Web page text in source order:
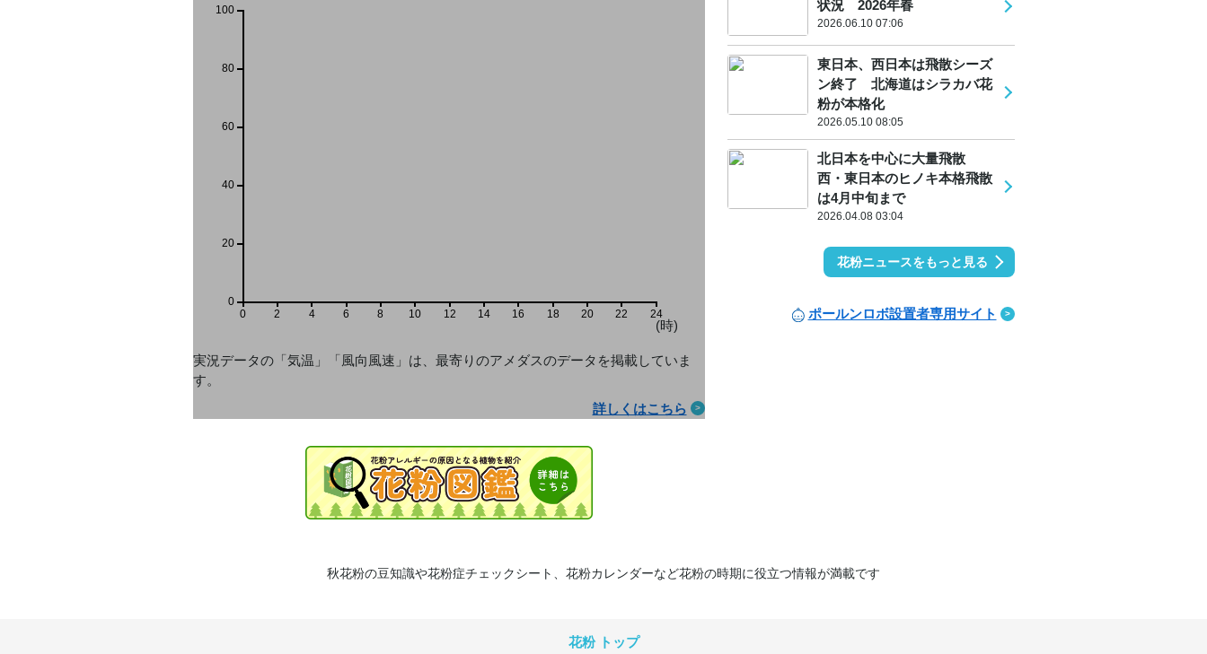
0 2 4 6 8 10 12 14 16 18 20 22 24
(時)
0
20
40
60
80
100
実況データの「気温」「風向風速」は、最寄りのアメダスのデータを掲載していま
す。
詳しくはこちら
状況 2026年春
2026.06.10 07:06
東日本、西日本は飛散シーズ
ン終了 北海道はシラカバ花
粉が本格化
2026.05.10 08:05
北日本を中心に大量飛散
西・東日本のヒノキ本格飛散
は4月中旬まで
2026.04.08 03:04
花粉ニュースをもっと見る
ポールンロボ設置者専用サイト
秋花粉の豆知識や花粉症チェックシート、花粉カレンダーなど花粉の時期に役立つ情報が満載です
花粉 トップ